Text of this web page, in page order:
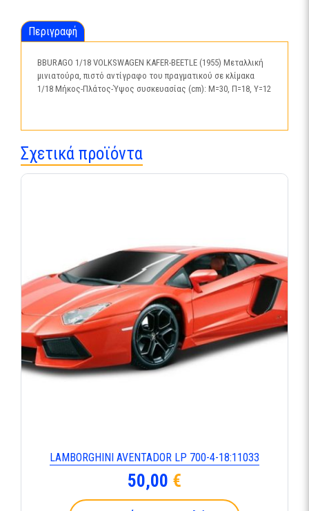
Περιγραφή
BBURAGO 1/18 VOLKSWAGEN KAFER-BEETLE (1955) Μεταλλική
μινιατούρα, πιστό αντίγραφο του πραγματικού σε κλίμακα
1/18 Μήκος-Πλάτος-Ύψος συσκευασίας (cm): Μ=30, Π=18, Υ=12
Σχετικά προϊόντα
LAMBORGHINI AVENTADOR LP 700-4-18:11033
50,00 €